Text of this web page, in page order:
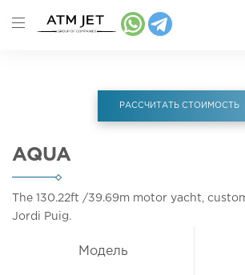
РАССЧИТАТЬ СТОИМОСТЬ
AQUA
The 130.22ft /39.69m motor yacht,
Jordi Puig.
Модель